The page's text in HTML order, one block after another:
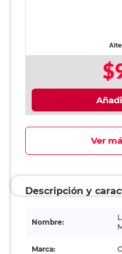
Ver
Descripción y
Nombre:
Marca: